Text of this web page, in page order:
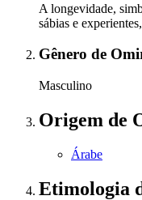
A longevidade,
sábias e
Gênero de
Masculino
Origem de
Árabe
Etimologia